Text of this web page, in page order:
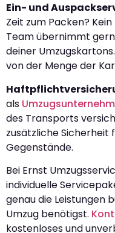
Ein- und
Zeit zum Packen?
Team übernimmt
deiner
von der Menge der
als
des Transports
zusätzliche Sicherheit
Gegenstände.
Bei Ernst
individuelle
genau die Leistungen
Umzug benötigst.
kostenloses und